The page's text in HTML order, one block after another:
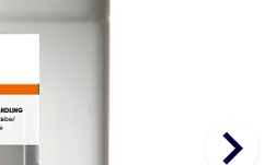
keyboard_arrow_right